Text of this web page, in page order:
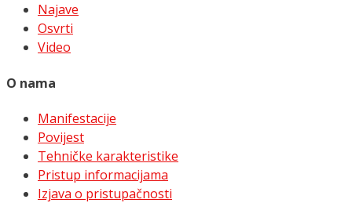
Najave
Osvrti
Video
O nama
Manifestacije
Povijest
Tehničke karakteristike
Pristup informacijama
Izjava o pristupačnosti